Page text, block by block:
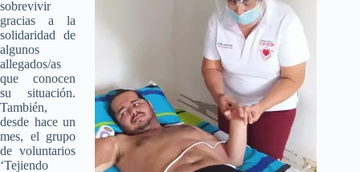
sobrevivir
gracias a la
solidaridad de
algunos
allegados/as
que conocen
su situación.
También,
desde hace un
mes, el grupo
de voluntarios
‘Tejiendo